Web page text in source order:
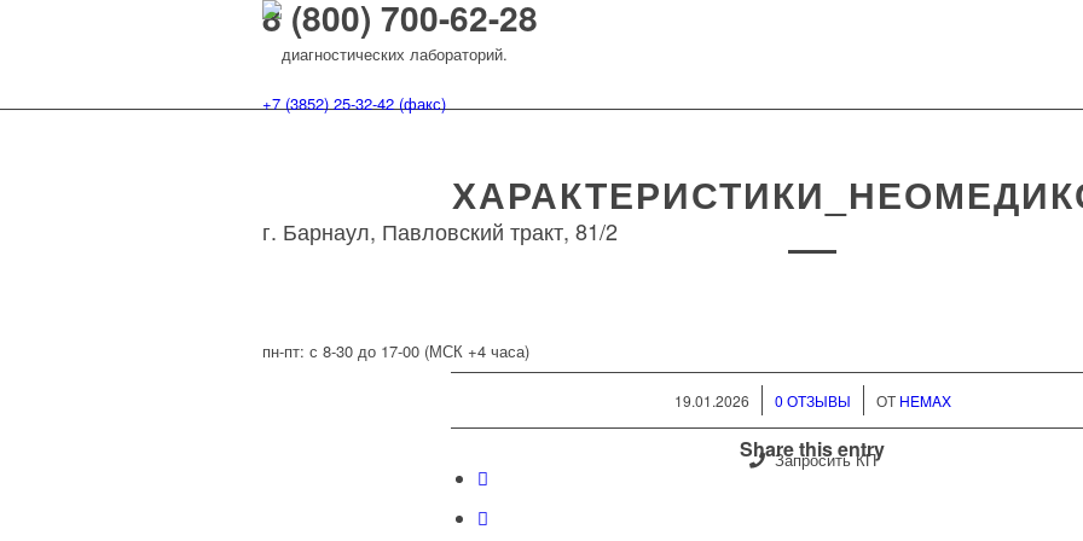
диагностических лабораторий.
8 (800) 700-62-28
+7 (3852) 25-32-42 (факс)
г. Барнаул, Павловский тракт, 81/2
пн-пт: с 8-30 до 17-00 (МСК +4 часа)
Запросить КП
19.01.2026
/ 0 ОТЗЫВЫ
/ ОТ HEMAX
Share this entry